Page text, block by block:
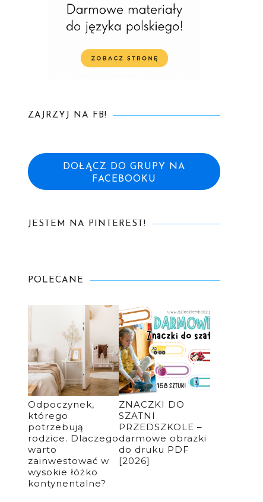
ZAJRZYJ NA FB!
DOŁĄCZ DO GRUPY NA
FACEBOOKU
JESTEM NA PINTEREST!
POLECANE
Odpoczynek,
którego
potrzebują
rodzice. Dlaczego
warto
zainwestować w
wysokie łóżko
kontynentalne?
ZNACZKI DO
SZATNI
PRZEDSZKOLE –
darmowe obrazki
do druku PDF
[2026]